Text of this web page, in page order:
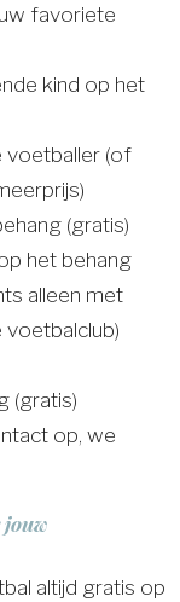
favoriete
kind op het
voetballer (of
(gratis)
het behang
alleen met
(gratis)
op, we
altijd gratis op